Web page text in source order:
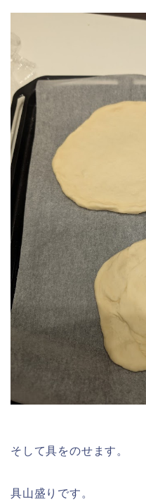
そして具をのせます。
具山盛りです。